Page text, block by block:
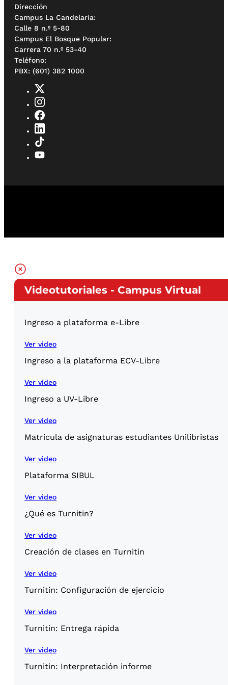
Dirección
Campus La Candelaria:
Calle 8 n.º 5-80
Campus El Bosque Popular:
Carrera 70 n.º 53-40
Teléfono:
PBX: (601) 382 1000
Videotutoriales - Campus Virtual
Ingreso a plataforma e-Libre
Ver video
Ingreso a la plataforma ECV-Libre
Ver video
Ingreso a UV-Libre
Ver video
Matricula de asignaturas estudiantes Unilibristas
Ver video
Plataforma SIBUL
Ver video
¿Qué es Turnitin?
Ver video
Creación de clases en Turnitin
Ver video
Turnitin: Configuración de ejercicio
Ver video
Turnitin: Entrega rápida
Ver video
Turnitin: Interpretación informe